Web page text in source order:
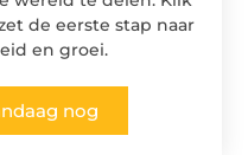
de eerste stap naar
en groei.
nog